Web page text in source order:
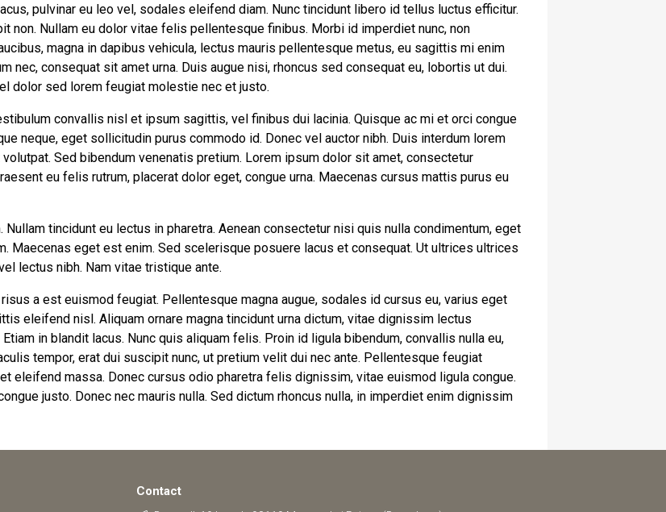
pulvinar eu leo vel, sodales eleifend diam. Nunc tincidunt libero id tellus luctus efficitur.
non. Nullam eu dolor vitae felis pellentesque finibus. Morbi id imperdiet nunc, non
magna in dapibus vehicula, lectus mauris pellentesque metus, eu sagittis mi enim
nec, consequat sit amet urna. Duis augue nisi, rhoncus sed consequat eu, lobortis ut dui.
dolor sed lorem feugiat molestie nec et justo.
convallis nisl et ipsum sagittis, vel finibus dui lacinia. Quisque ac mi et orci congue
neque, eget sollicitudin purus commodo id. Donec vel auctor nibh. Duis interdum lorem
Sed bibendum venenatis pretium. Lorem ipsum dolor sit amet, consectetur
eu felis rutrum, placerat dolor eget, congue urna. Maecenas cursus mattis purus eu
tincidunt eu lectus in pharetra. Aenean consectetur nisi quis nulla condimentum, eget
Maecenas eget est enim. Sed scelerisque posuere lacus et consequat. Ut ultrices ultrices
lectus nibh. Nam vitae tristique ante.
a est euismod feugiat. Pellentesque magna augue, sodales id cursus eu, varius eget
eleifend nisl. Aliquam ornare magna tincidunt urna dictum, vitae dignissim lectus
in blandit lacus. Nunc quis aliquam felis. Proin id ligula bibendum, convallis nulla eu,
tempor, erat dui suscipit nunc, ut pretium velit dui nec ante. Pellentesque feugiat
eleifend massa. Donec cursus odio pharetra felis dignissim, vitae euismod ligula congue.
justo. Donec nec mauris nulla. Sed dictum rhoncus nulla, in imperdiet enim dignissim
Contact